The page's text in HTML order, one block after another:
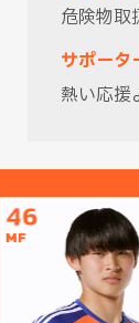
危険物取
サポータ
熱い応援
46
MF